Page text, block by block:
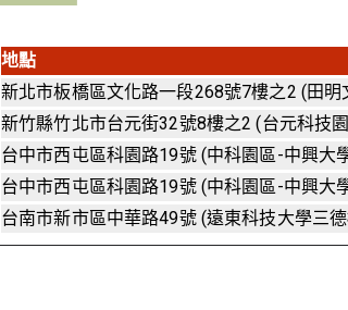
地點
新北市板橋區文化路一段268號7樓之2 (田明
新竹縣竹北市台元街32號8樓之2 (台元科技
台中市西屯區科園路19號 (中科園區-中興大
台中市西屯區科園路19號 (中科園區-中興大
台南市新市區中華路49號 (遠東科技大學三